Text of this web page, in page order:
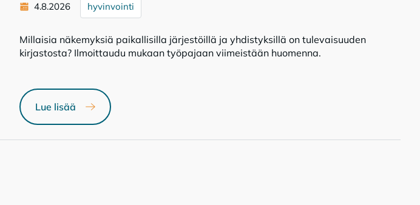
4.8.2026 hyvinvointi
Millaisia näkemyksiä paikallisilla järjestöillä ja yhdistyksillä on tulevaisuuden
kirjastosta? Ilmoittaudu mukaan työpajaan viimeistään huomenna.
Lue lisää